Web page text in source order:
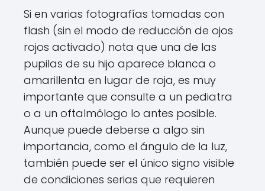
Si en varias fotografías tomadas con
flash (sin el modo de reducción de ojos
rojos activado) nota que una de las
pupilas de su hijo aparece blanca o
amarillenta en lugar de roja, es muy
importante que consulte a un pediatra
o a un oftalmólogo lo antes posible.
Aunque puede deberse a algo sin
importancia, como el ángulo de la luz,
también puede ser el único signo visible
de condiciones serias que requieren